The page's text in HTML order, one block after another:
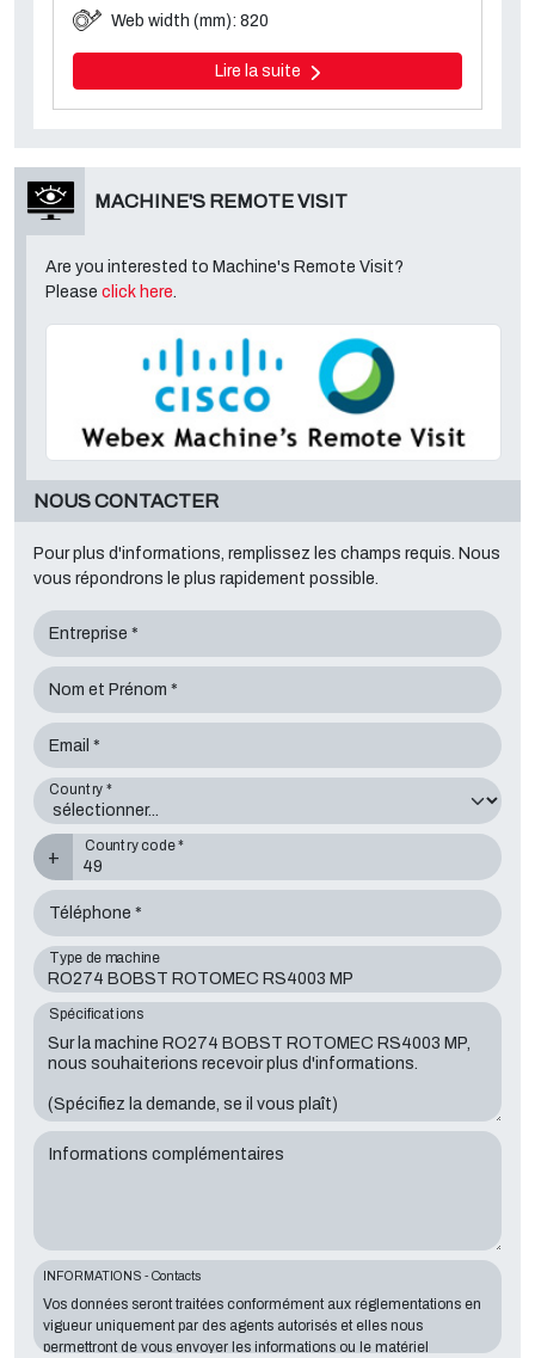
Web width (mm): 820
Lire la suite
MACHINE'S REMOTE VISIT
Are you interested to Machine's Remote Visit?
Please click here.
NOUS CONTACTER
Pour plus d'informations, remplissez les champs requis. Nous
vous répondrons le plus rapidement possible.
Entreprise *
Nom et Prénom *
Email *
Country *
+
Country code *
Téléphone *
Type de machine
Spécifications
Informations complémentaires
INFORMATIONS - Contacts
Vos données seront traitées conformément aux réglementations en
vigueur uniquement par des agents autorisés et elles nous
permettront de vous envoyer les informations ou le matériel